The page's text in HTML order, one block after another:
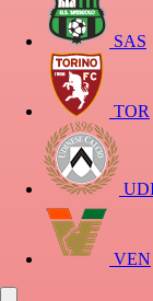
SAS
TOR
VEN